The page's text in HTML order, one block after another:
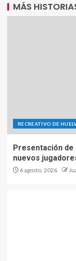
MÁS
RECREATIVO DE
Presentación de
nuevos
6 agosto, 2026